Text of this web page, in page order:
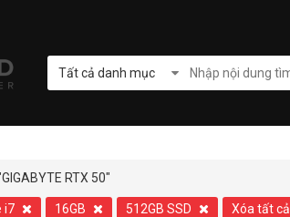
Tất cả danh mục
RTX 50"
i7 16GB 512GB SSD Xóa tất cả